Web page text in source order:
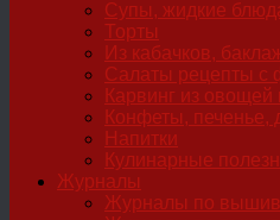
Супы, жидкие
Торты
Из кабачков,
Салаты рецепты с
Карвинг из овощей
Конфеты, печенье,
Напитки
Кулинарные
Журналы
Журналы по